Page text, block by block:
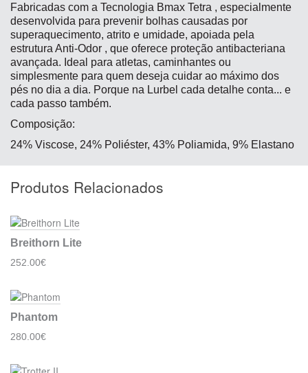
Fabricadas com a Tecnologia Bmax Tetra , especialmente
desenvolvida para prevenir bolhas causadas por
superaquecimento, atrito e umidade, apoiada pela
estrutura Anti-Odor , que oferece proteção antibacteriana
avançada. Ideal para atletas, caminhantes ou
simplesmente para quem deseja cuidar ao máximo dos
pés no dia a dia. Porque na Lurbel cada detalhe conta... e
cada passo também.
Composição:
24% Viscose, 24% Poliéster, 43% Poliamida, 9% Elastano
Produtos Relacionados
Breithorn Lite
252.00€
Phantom
280.00€